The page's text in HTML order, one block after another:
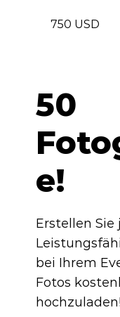
750 USD
50
e!
Erstellen
bei Ihrem
Fotos
hochzuladen!